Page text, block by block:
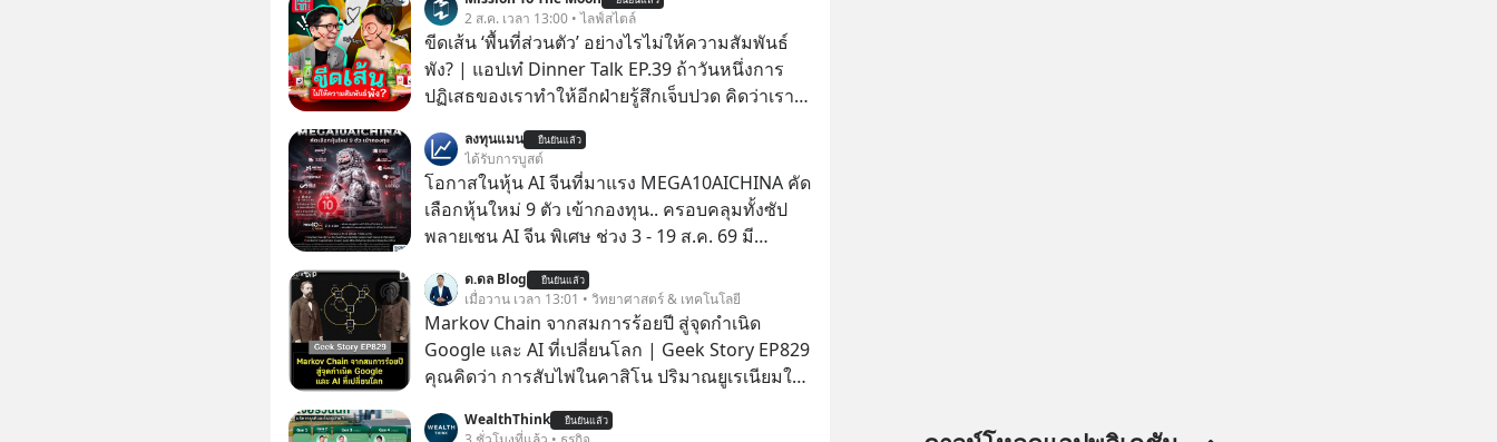
2 ส.ค. เวลา 13:00 • ไลฟ์สไตล์
ขีดเส้น ‘พื้นที่ส่วนตัว’ อย่างไรไม่ให้ความสัมพันธ์
พัง? | แอปเท๋ Dinner Talk EP.39 ถ้าวันหนึ่งการ
ปฏิเสธของเราทำให้อีกฝ่ายรู้สึกเจ็บปวด คิดว่าเรา
ไม่เคยปฏิเสธใครอย่างนี้มาก่อน แต่พอตั้งใจจะ
‘สร้างขอบเขต’ เพื่อตัวเองดูสักครั้ง กลับทำให้เกิด
รอยร้าวในความสัมพันธ์เสียอย่างนั้น โดยรายการ
แอปเท๋ Dinner Talk ในวันนี้โฮสต์ทั้ง 2 ท่าน แทป-
สวัสดิ์ จะพาทุกคนไปสำรวจวิธีสร้างขอบเขตเพื่อ
รักษาใจของตัวเองและรักษาความสัมพันธ์ของคน
รอบข้างไปพร้อมกัน #boundary
#selfdevelopment #แอปเท๋dinnertalk
#missiontothemoonpodcast
ลงทุนแมน ยืนยันแล้ว
ได้รับการบูสต์
โอกาสในหุ้น AI จีนที่มาแรง MEGA10AICHINA คัด
เลือกหุ้นใหม่ 9 ตัว เข้ากองทุน.. ครอบคลุมทั้งซัป
พลายเชน AI จีน พิเศษ ช่วง 3 - 19 ส.ค. 69 มี
บาทขึ้นไป ฟรีค่าธรรมเนียมซื้อ
ด.ดล Blog ยืนยันแล้ว
เมื่อวาน เวลา 13:01 • วิทยาศาสตร์ & เทคโนโลยี
Markov Chain จากสมการร้อยปี สู่จุดกำเนิด
Google และ AI ที่เปลี่ยนโลก | Geek Story EP829
คุณคิดว่า การสับไพ่ในคาสิโน ปริมาณยูเรเนียมใน
ล้มแชมป์เก่าอย่าง Yahoo และความฉลาดของ AI
WealthThink ยืนยันแล้ว